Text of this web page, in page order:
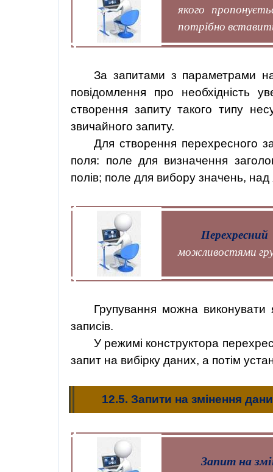
якого
потрібно
За запитами з параметрами
повідомлення про необхідність
створення запиту такого типу
звичайного запиту.
Для створення перехресного
поля: поле для визначення
полів; поле для вибору значень,
можливостями
Групування можна виконувати
записів.
У режимі конструктора
запит на вибірку даних, а потім
12.5. Запити на змінення
Запит на